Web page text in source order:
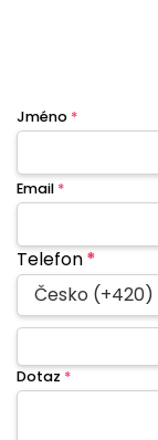
Jméno *
Email *
Telefon*
Česko (+420)
Dotaz *